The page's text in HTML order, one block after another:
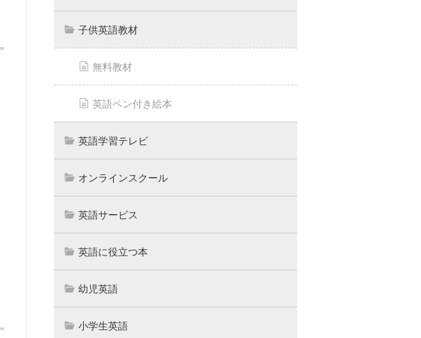
子供英語教材
無料教材
英語ペン付き絵本
英語学習テレビ
オンラインスクール
英語サービス
英語に役立つ本
幼児英語
小学生英語